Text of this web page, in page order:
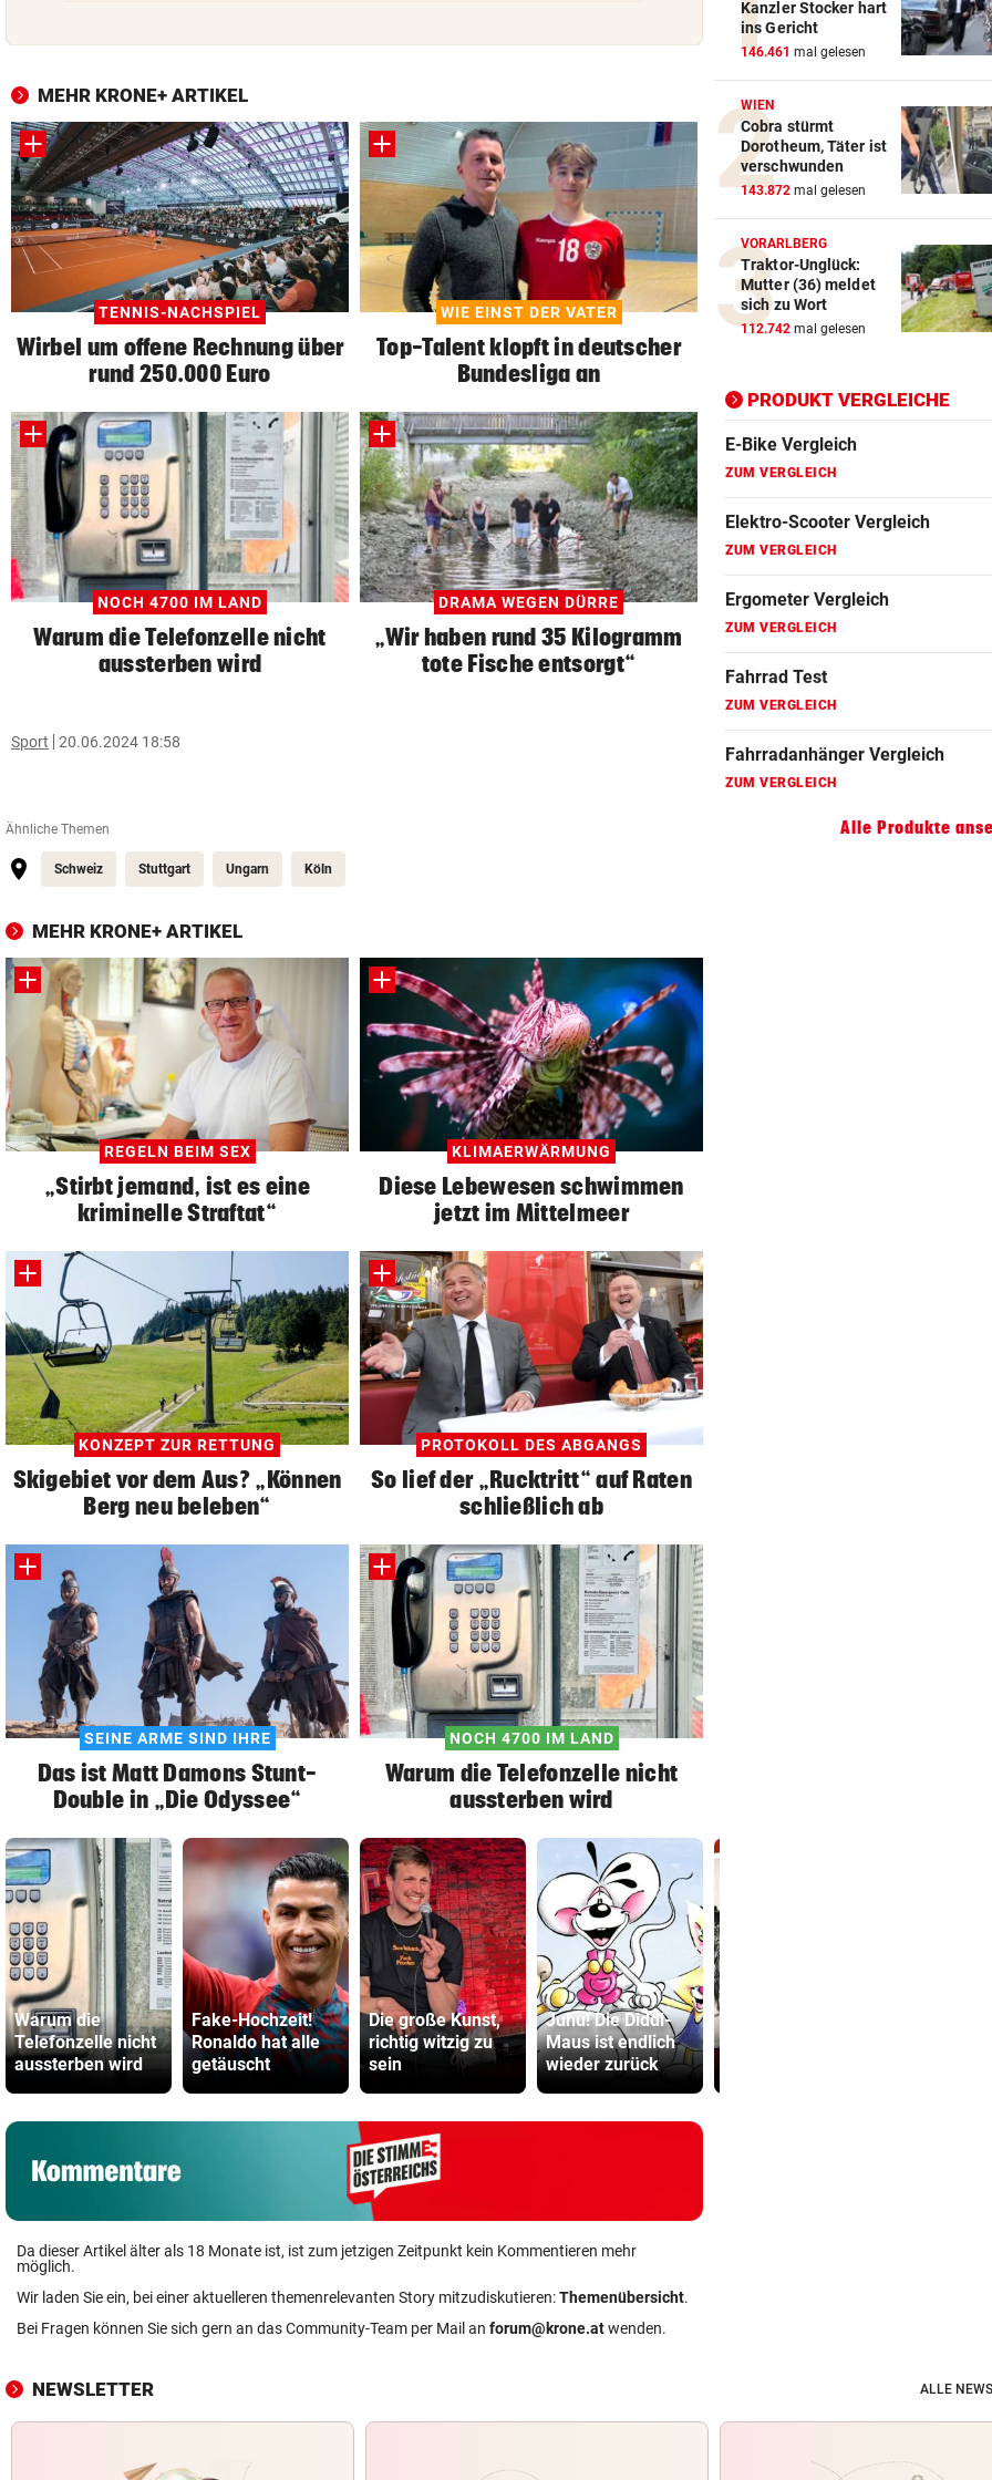
MEHR KRONE+ ARTIKEL
TENNIS-NACHSPIEL
Wirbel um offene Rechnung über
rund 250.000 Euro
WIE EINST DER VATER
Top-Talent klopft in deutscher
Bundesliga an
NOCH 4700 IM LAND
Warum die Telefonzelle nicht
aussterben wird
DRAMA WEGEN DÜRRE
„Wir haben rund 35 Kilogramm
tote Fische entsorgt“
Sport 20.06.2024 18:58
Ähnliche Themen
Schweiz Stuttgart Ungarn Köln
MEHR KRONE+ ARTIKEL
REGELN BEIM SEX
„Stirbt jemand, ist es eine
kriminelle Straftat“
KLIMAERWÄRMUNG
Diese Lebewesen schwimmen
jetzt im Mittelmeer
KONZEPT ZUR RETTUNG
Skigebiet vor dem Aus? „Können
Berg neu beleben“
PROTOKOLL DES ABGANGS
So lief der „Rucktritt“ auf Raten
schließlich ab
SEINE ARME SIND IHRE
Das ist Matt Damons Stunt-
Double in „Die Odyssee“
NOCH 4700 IM LAND
Warum die Telefonzelle nicht
aussterben wird
Warum die
Telefonzelle nicht
aussterben wird
Fake-Hochzeit!
Ronaldo hat alle
getäuscht
Die große Kunst,
richtig witzig zu
sein
Juhu! Die Diddl-
Maus ist endlich
wieder zurück
Da dieser Artikel älter als 18 Monate ist, ist zum jetzigen Zeitpunkt kein Kommentieren mehr
möglich.
Wir laden Sie ein, bei einer aktuelleren themenrelevanten Story mitzudiskutieren:Themenübersicht.
Bei Fragen können Sie sich gern an das Community-Team per Mail an forum@krone.atwenden.
Kanzler Stocker hart
ins Gericht
146.461 mal gelesen
WIEN
Cobra stürmt
Dorotheum, Täter ist
verschwunden
143.872 mal gelesen
VORARLBERG
Traktor-Unglück:
Mutter (36) meldet
sich zu Wort
112.742 mal gelesen
PRODUKT VERGLEICHE
Action-Cam Vergleich
ZUM VERGLEICH
Crosstrainer Vergleich
ZUM VERGLEICH
ZUM VERGLEICH
Elektro-Scooter Vergleich
ZUM VERGLEICH
ZUM VERGLEICH
Fahrrad Test
ZUM VERGLEICH
Fahrradanhänger Vergleich
ZUM VERGLEICH
Faszienrolle Vergleich
ZUM VERGLEICH
Hoverboard Vergleich
ZUM VERGLEICH
Kinderfahrrad Vergleich
ZUM VERGLEICH
Alle Produkte
NEWSLETTER ALLE